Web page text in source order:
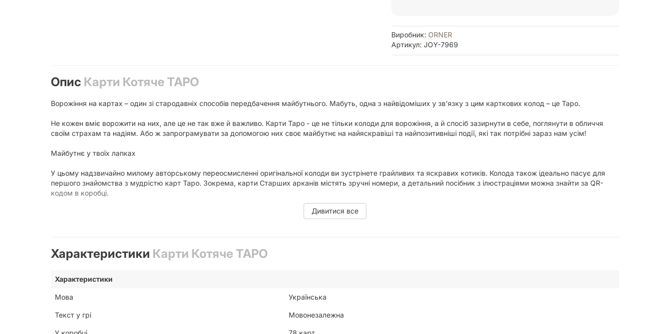
Виробник: ORNER
Артикул: JOY-7969
Опис Карти Котяче ТАРО
Ворожіння на картах – один зі стародавніх способів передбачення майбутнього. Мабуть, одна з найвідоміших у зв'язку з цим карткових колод – це Таро.
Не кожен вміє ворожити на них, але це не так вже й важливо. Карти Таро - це не тільки колоди для ворожіння, а й спосіб зазирнути в себе, поглянути в обличчя
своїм страхам та надіям. Або ж запрограмувати за допомогою них своє майбутнє на найяскравіші та найпозитивніші події, які так потрібні зараз нам усім!
Майбутнє у твоїх лапках
У цьому надзвичайно милому авторському переосмисленні оригінальної колоди ви зустрінете грайливих та яскравих котиків. Колода також ідеально пасує для
першого знайомства з мудрістю карт Таро. Зокрема, карти Старших арканів містять зручні номери, а детальний посібник з ілюстраціями можна знайти за QR-
кодом в коробці.
Карти українського Таро відповідають ухваленим стандартам. Тому до них підійдуть протектори та інші аксесуари, створені для Таро.
Розмір карти: 70х120 мм
Щільність картки: 400 г\м2
Закруглені кути
Дивитися все
Характеристики Карти Котяче ТАРО
Характеристики
Мова Українська
Текст у грі Мовонезалежна